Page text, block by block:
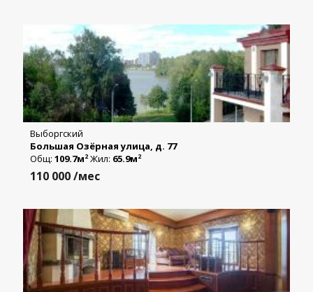
Выборгский
Большая Озёрная улица, д. 77
Общ: 109.7м2 Жил: 65.9м2
110 000/мес